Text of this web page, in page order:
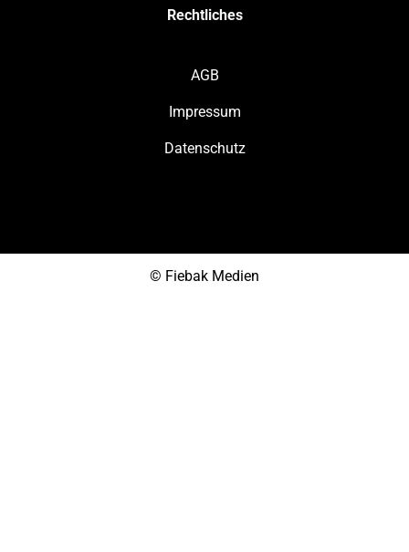
Rechtliches
AGB
Impressum
Datenschutz
© Fiebak Medien